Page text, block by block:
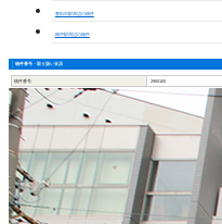
豊田市駅周辺の物件
梅坪駅周辺の物件
物件番号・取り扱い支店
物件番号 2950105